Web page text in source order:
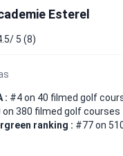
Esterel
5 (8)
: #4 on 40 filmed golf
on 380 filmed golf courses
ranking : #77 on